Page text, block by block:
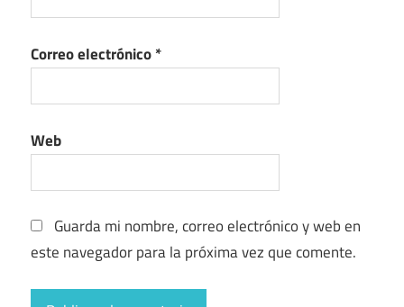
Correo electrónico*
Web
Guarda mi nombre, correo electrónico y web en
este navegador para la próxima vez que comente.